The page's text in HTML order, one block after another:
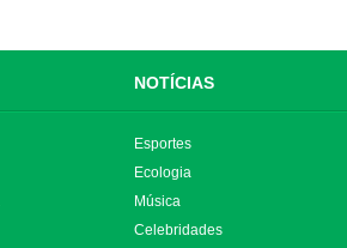
NOTÍCIAS
Esportes
Ecologia
Música
Celebridades